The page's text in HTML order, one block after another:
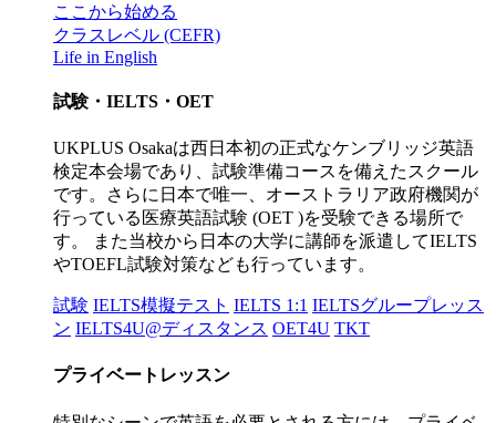
ここから始める
クラスレベル (CEFR)
Life in English
試験・IELTS・OET
UKPLUS Osakaは西日本初の正式なケンブリッジ英語
検定本会場であり、試験準備コースを備えたスクール
です。さらに日本で唯一、オーストラリア政府機関が
行っている医療英語試験 (OET )を受験できる場所で
す。 また当校から日本の大学に講師を派遣してIELTS
やTOEFL試験対策なども行っています。
試験 IELTS模擬テスト IELTS 1:1 IELTSグループレッス
ン IELTS4U@ディスタンス OET4U TKT
プライベートレッスン